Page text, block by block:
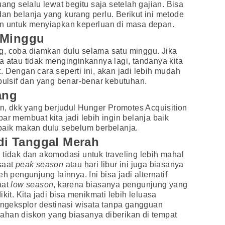
selalu lewat begitu saja setelah gajian. Bisa
belanja yang kurang perlu. Berikut ini metode
untuk menyiapkan keperluan di masa depan.
coba diamkan dulu selama satu minggu. Jika
atau tidak menginginkannya lagi, tandanya kita
Dengan cara seperti ini, akan jadi lebih mudah
dan yang benar-benar kebutuhan.
dkk yang berjudul Hunger Promotes Acquisition
membuat kita jadi lebih ingin belanja baik
makan dulu sebelum berbelanja.
Tanggal Merah
dan akomodasi untuk traveling lebih mahal
peak season atau hari libur ini juga biasanya
pengunjung lainnya. Ini bisa jadi alternatif
low season, karena biasanya pengunjung yang
Kita jadi bisa menikmati lebih leluasa
destinasi wisata tanpa gangguan
diskon yang biasanya diberikan di tempat